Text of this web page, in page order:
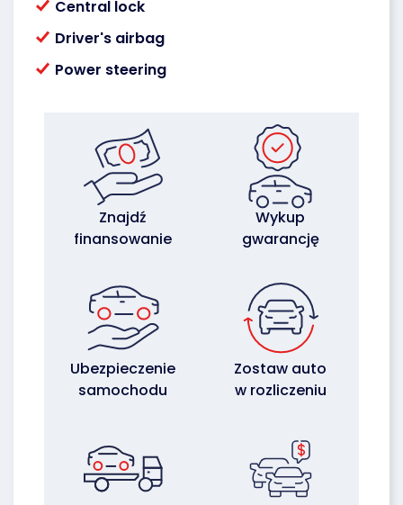
Central lock
Driver's airbag
Power steering
Znajdź
finansowanie
Wykup
gwarancję
Ubezpieczenie
samochodu
Zostaw auto
w rozliczeniu